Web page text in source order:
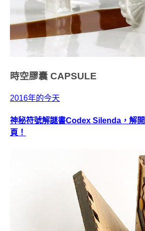
時空膠囊 CAPSULE
2016年的今天
神秘符號解謎書Codex Silenda，解
頁！